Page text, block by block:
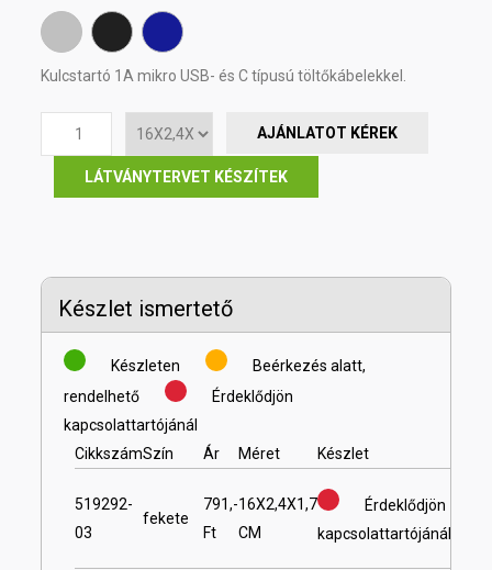
Kulcstartó 1A mikro USB- és C típusú töltőkábelekkel.
AJÁNLATOT KÉREK
LÁTVÁNYTERVET KÉSZÍTEK
Készlet ismertető
Készleten
Beérkezés alatt,
rendelhető
Érdeklődjön
kapcsolattartójánál
CikkszámSzín Ár Méret Készlet
519292-
03
fekete
791,-
Ft
16X2,4X1,7
CM
Érdeklődjön
kapcsolattartójánál